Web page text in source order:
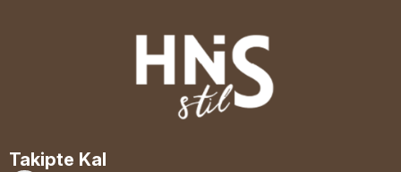
Takipte Kal